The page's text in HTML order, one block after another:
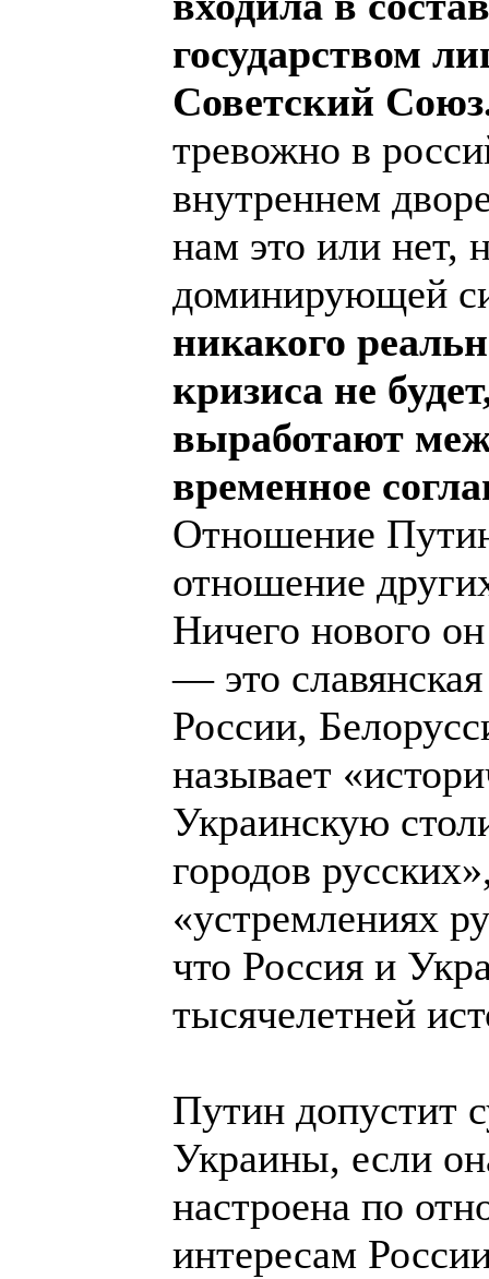
государством
Советский
тревожно в
внутреннем
нам это или нет,
доминирующей
никакого
кризиса не
выработают
временное
Отношение
отношение
Ничего нового
— это
России,
называет
Украинскую
городов
«устремлениях
что Россия и
тысячелетней
Путин допустит
Украины, если
настроена по
интересам